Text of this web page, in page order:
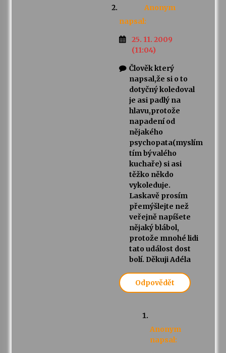
Anonym
napsal:
25. 11. 2009
(11:04)
Člověk který
napsal,že si o to
dotyčný koledoval
je asi padlý na
hlavu,protože
napadení od
nějakého
psychopata(myslím
tím bývalého
kuchaře) si asi
těžko někdo
vykoleduje.
Laskavě prosím
přemýšlejte než
veřejně napíšete
nějaký blábol,
protože mnohé lidi
tato událost dost
bolí. Děkuji Adéla
Odpovědět
Anonym
napsal: